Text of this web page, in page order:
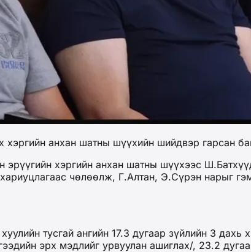
анхан шатны шүүхийн шийдвэр гарсан
эрүүгийн хэргийн анхан шатны шүүхээс
чөлөөлж, Г.Алтан, Э.Сүрэн нарыг
тусгай ангийн 17.3 дугаар зүйлийн 3 дахь
эрх мэдлийг урвуулан ашиглах/, 23.2